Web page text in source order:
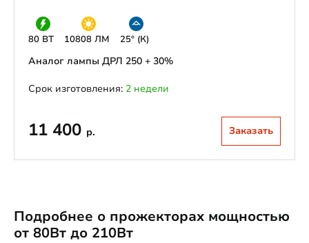
80 ВТ 10808 ЛМ 25° (К)
Аналог лампы ДРЛ 250 + 30%
Срок изготовления: 2 недели
11 400 р. Заказать
Подробнее о прожекторах мощностью
от 80Вт до 210Вт